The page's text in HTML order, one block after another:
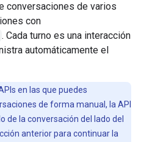
conversaciones de varios
con
. Cada turno es una interacción
automáticamente el
en las que puedes
de forma manual, la API
de la conversación del lado del
anterior para continuar la